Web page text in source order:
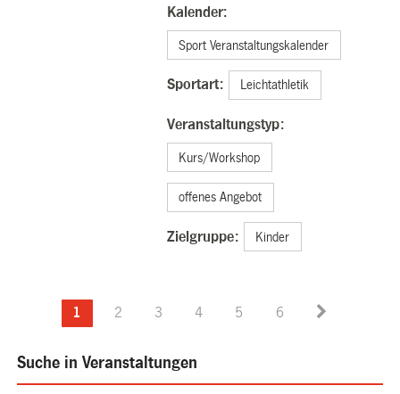
Kalender:
Sport Veranstaltungskalender
Sportart: Leichtathletik
Veranstaltungstyp:
Kurs/Workshop
offenes Angebot
Zielgruppe: Kinder
1 2 3 4 5 6
Suche in Veranstaltungen